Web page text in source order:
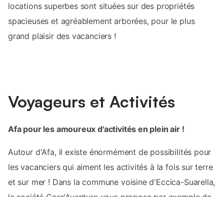
locations superbes sont situées sur des propriétés
spacieuses et agréablement arborées, pour le plus
grand plaisir des vacanciers !
Voyageurs et Activités
Afa pour les amoureux d'activités en plein air !
Autour d'Afa, il existe énormément de possibilités pour
les vacanciers qui aiment les activités à la fois sur terre
et sur mer ! Dans la commune voisine d'Eccica-Suarella,